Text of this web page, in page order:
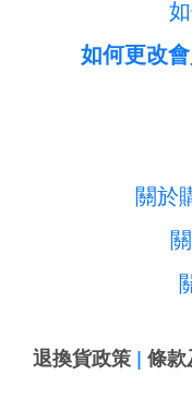
如何更改
關於
退換貨政策 | 條